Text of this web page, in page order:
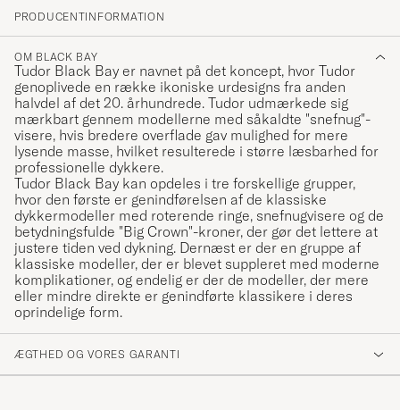
PRODUCENTINFORMATION
OM BLACK BAY
Tudor Black Bay er navnet på det koncept, hvor Tudor
genoplivede en række ikoniske urdesigns fra anden
halvdel af det 20. århundrede. Tudor udmærkede sig
mærkbart gennem modellerne med såkaldte "snefnug"-
visere, hvis bredere overflade gav mulighed for mere
lysende masse, hvilket resulterede i større læsbarhed for
professionelle dykkere.
Tudor Black Bay kan opdeles i tre forskellige grupper,
hvor den første er genindførelsen af de klassiske
dykkermodeller med roterende ringe, snefnugvisere og de
betydningsfulde "Big Crown"-kroner, der gør det lettere at
justere tiden ved dykning. Dernæst er der en gruppe af
klassiske modeller, der er blevet suppleret med moderne
komplikationer, og endelig er der de modeller, der mere
eller mindre direkte er genindførte klassikere i deres
oprindelige form.
ÆGTHED OG VORES GARANTI